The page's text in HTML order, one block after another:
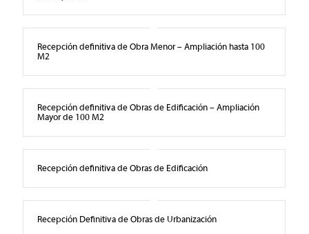
Recepción definitiva de Obra Menor – Ampliación hasta 100
M2
Recepción definitiva de Obras de Edificación – Ampliación
Mayor de 100 M2
Recepción definitiva de Obras de Edificación
Recepción Definitiva de Obras de Urbanización